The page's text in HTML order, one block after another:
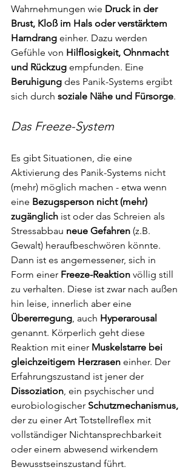
Wahrnehmungen wie Druck in der
Brust, Kloß im Hals oder verstärktem
Harndrang einher. Dazu werden
Gefühle von Hilflosigkeit, Ohnmacht
und Rückzug empfunden. Eine
Beruhigung des Panik-Systems ergibt
sich durch soziale Nähe und Fürsorge.
Das Freeze-System
Es gibt Situationen, die eine
Aktivierung des Panik-Systems nicht
(mehr) möglich machen - etwa wenn
eine Bezugsperson nicht (mehr)
zugänglich ist oder das Schreien als
Stressabbau neue Gefahren (z.B.
Gewalt) heraufbeschwören könnte.
Dann ist es angemessener, sich in
Form einer Freeze-Reaktion völlig still
zu verhalten. Diese ist zwar nach außen
hin leise, innerlich aber eine
Übererregung , auch Hyperarousal
genannt. Körperlich geht diese
Reaktion mit einer Muskelstarre bei
gleichzeitigem Herzrasen einher. Der
Erfahrungszustand ist jener der
Dissoziation , ein psychischer und
eurobiologischer Schutzmechanismus,
der zu einer Art Totstellreflex mit
vollständiger Nichtansprechbarkeit
oder einem abwesend wirkendem
Bewusstseinszustand führt.